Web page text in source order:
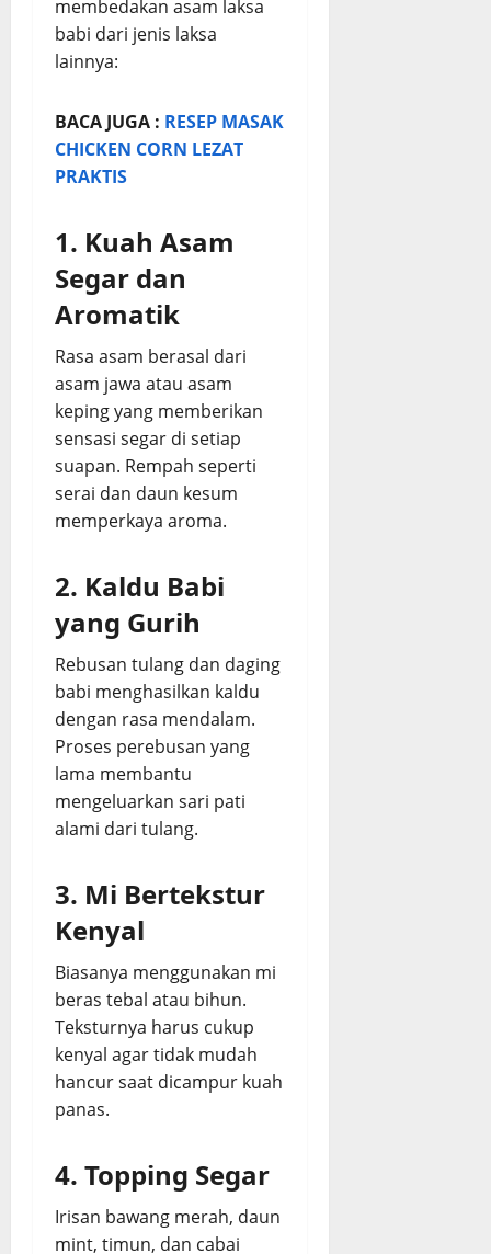
membedakan asam laksa
babi dari jenis laksa
lainnya:
BACA JUGA : RESEP MASAK
CHICKEN CORN LEZAT
PRAKTIS
1. Kuah Asam
Segar dan
Aromatik
Rasa asam berasal dari
asam jawa atau asam
keping yang memberikan
sensasi segar di setiap
suapan. Rempah seperti
serai dan daun kesum
memperkaya aroma.
2. Kaldu Babi
yang Gurih
Rebusan tulang dan daging
babi menghasilkan kaldu
dengan rasa mendalam.
Proses perebusan yang
lama membantu
mengeluarkan sari pati
alami dari tulang.
3. Mi Bertekstur
Kenyal
Biasanya menggunakan mi
beras tebal atau bihun.
Teksturnya harus cukup
kenyal agar tidak mudah
hancur saat dicampur kuah
panas.
4. Topping Segar
Irisan bawang merah, daun
mint, timun, dan cabai